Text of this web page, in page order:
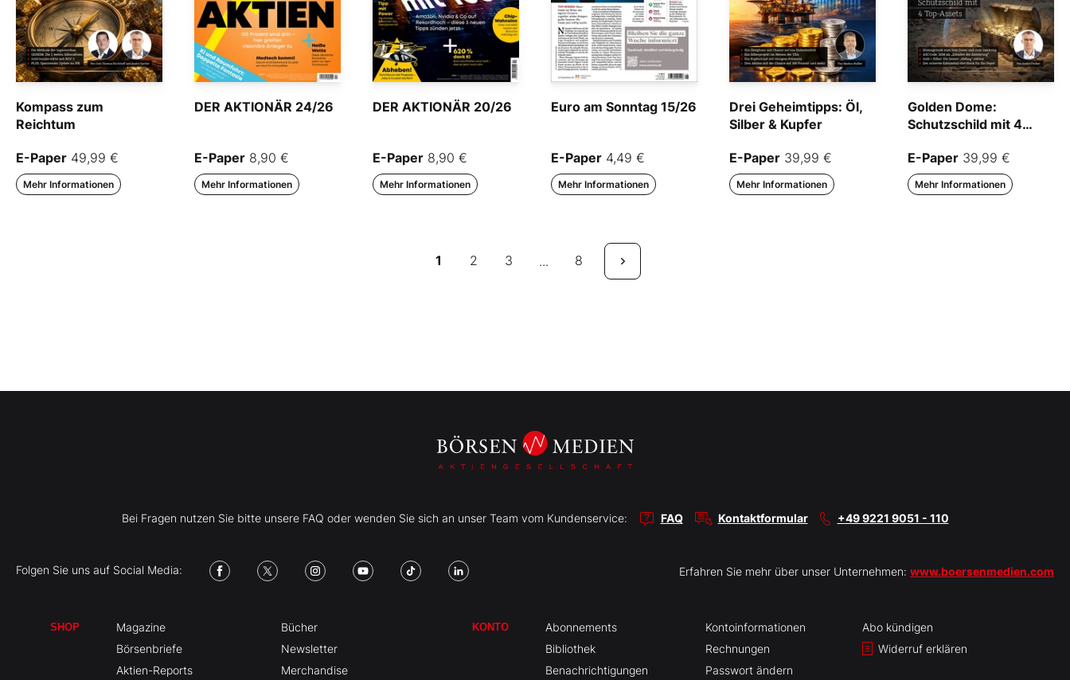
Kompass zum
Reichtum
E-Paper 49,99 €
Mehr Informationen
DER AKTIONÄR 24/26
E-Paper 8,90 €
Mehr Informationen
DER AKTIONÄR 20/26
E-Paper 8,90 €
Mehr Informationen
Euro am Sonntag 15/26
E-Paper 4,49 €
Mehr Informationen
Drei Geheimtipps: Öl,
Silber & Kupfer
E-Paper 39,99 €
Mehr Informationen
Golden Dome:
Schutzschild mit 4
E-Paper 39,99 €
Mehr Informationen
1 2 3 ... 8
Bei Fragen nutzen Sie bitte unsere FAQ oder wenden Sie sich an unser Team vom Kundenservice: FAQ Kontaktformular +49 9221 9051 - 110
Folgen Sie uns auf Social Media: Erfahren Sie mehr über unser Unternehmen: www.boersenmedien.com
SHOP
Magazine
Börsenbriefe
Aktien-Reports
Bücher
Newsletter
Merchandise
KONTO
Abonnements
Bibliothek
Benachrichtigungen
Kontoinformationen
Rechnungen
Passwort ändern
Abo kündigen
Widerruf erklären